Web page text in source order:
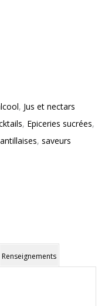
, Jus et nectars
, Epiceries sucrées,
, saveurs
Renseignements